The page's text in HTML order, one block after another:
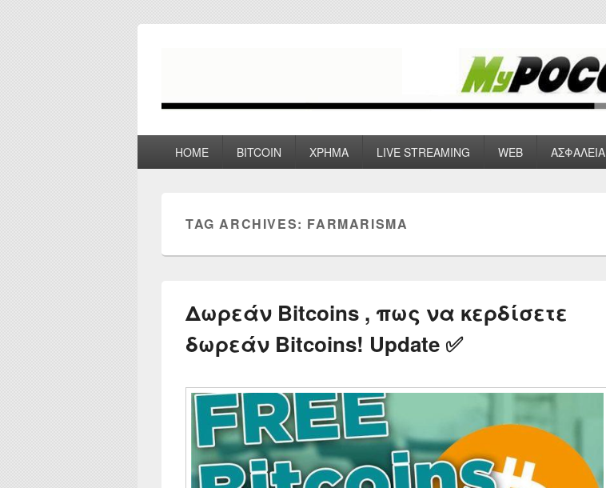
HOME BITCOIN ΧΡΗΜΑ LIVE STREAMING WEB ΑΣΦΑΛΕΙΑ
TAG ARCHIVES: FARMARISMA
Δωρεάν Bitcoins , πως να κερδίσετε
δωρεάν Bitcoins! Update ✅